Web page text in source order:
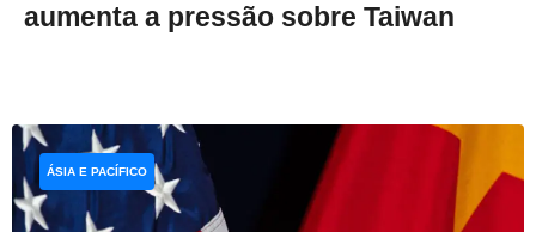
aumenta a pressão sobre Taiwan
ÁSIA E PACÍFICO